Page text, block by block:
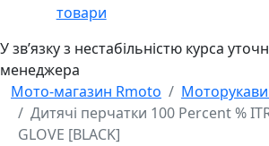
товари
У звʼязку з нестабільністю курса
менеджера
Мото-магазин Rmoto
Дитячі перчатки 100 Percent %
GLOVE [BLACK]